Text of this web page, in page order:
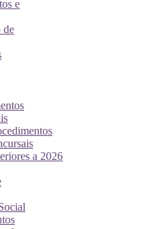
e
de
a 2026